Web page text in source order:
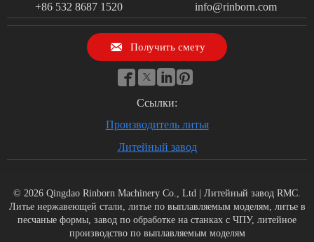
+86 532 8687 1520 info@rinborn.com
 Получить смету
   
Ссылки:
Производитель литья
Литейный завод
© 2026 Qingdao Rinborn Machinery Co., Ltd | Литейный завод RMC.
Литье нержавеющей стали, литье по выплавляемым моделям, литье в
песчаные формы, завод по обработке на станках с ЧПУ, литейное
производство по выплавляемым моделям